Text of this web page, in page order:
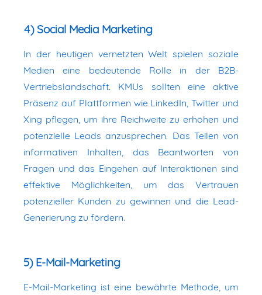
4) Social Media Marketing
In der heutigen vernetzten Welt spielen soziale
Medien eine bedeutende Rolle in der B2B-
Vertriebslandschaft. KMUs sollten eine aktive
Präsenz auf Plattformen wie LinkedIn, Twitter und
Xing pflegen, um ihre Reichweite zu erhöhen und
potenzielle Leads anzusprechen. Das Teilen von
informativen Inhalten, das Beantworten von
Fragen und das Eingehen auf Interaktionen sind
effektive Möglichkeiten, um das Vertrauen
potenzieller Kunden zu gewinnen und die Lead-
Generierung zu fördern.
5) E-Mail-Marketing
E-Mail-Marketing ist eine bewährte Methode, um